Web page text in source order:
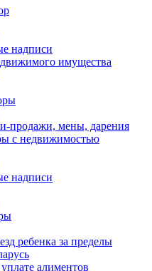
надписи
имущества
продажи, мены, дарения
с недвижимостью
надписи
ребенка за пределы
алиментов